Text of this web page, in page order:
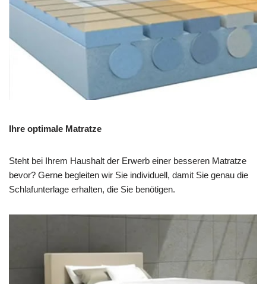
Ihre optimale Matratze
Steht bei Ihrem Haushalt der Erwerb einer besseren Matratze
bevor? Gerne begleiten wir Sie individuell, damit Sie genau die
Schlafunterlage erhalten, die Sie benötigen.